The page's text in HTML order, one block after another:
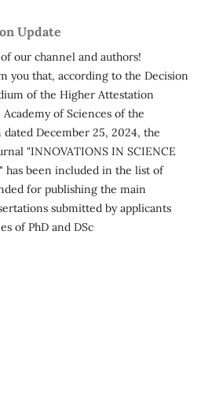
Update
our channel and authors!
you that, according to the Decision
of the Higher Attestation
of Sciences of the
December 25, 2024, the
"INNOVATIONS IN SCIENCE
has been included in the list of
for publishing the main
submitted by applicants
of PhD and DSc